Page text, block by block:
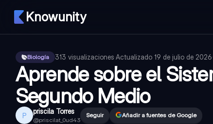
Knowunity
Biología 313 visualizaciones·Actualizado 19 de julio de 2026·
Aprende sobre el
Segundo Medio
P priscila Torres
@priscilat_0ud43
Seguir Añadir a fuentes de Google